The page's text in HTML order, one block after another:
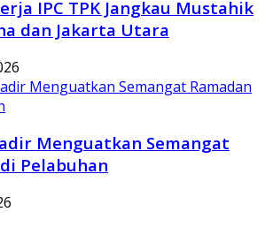
IPC TPK Jangkau Mustahik
dan Jakarta Utara
Menguatkan Semangat
Pelabuhan